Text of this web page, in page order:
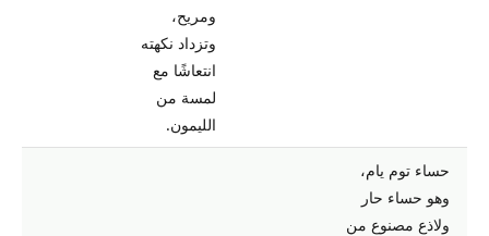
ومريح،
وتزداد نكهته
انتعاشًا مع
لمسة من
الليمون.
حساء توم يام،
وهو حساء حار
ولاذع مصنوع من